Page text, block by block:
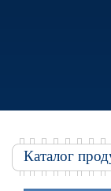
Каталог